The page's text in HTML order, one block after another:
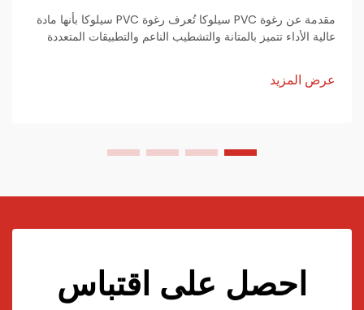
مقدمة عن رغوة PVC سيلوكا تُعرف رغوة PVC سيلوكا بأنها مادة
عالية الأداء تتميز بالمتانة والتشطيب الناعم والتطبيقات المتعددة
سيلوكا، وتمتاز ببنية داخلية منخفضة الكثافة ومغلقة المسامات
تمنحها خصائص عزل حراري وصوتي ممتازة.
عرض المزيد
احصل على اقتباس